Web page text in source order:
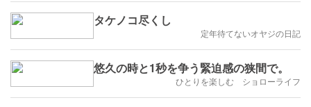
タケノコ尽くし
定年待てないオヤジの日記
悠久の時と1秒を争う緊迫感の狭間で。
ひとりを楽しむ ショローライフ